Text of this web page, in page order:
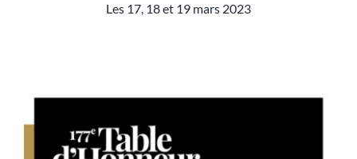
Les 17, 18 et 19 mars 2023